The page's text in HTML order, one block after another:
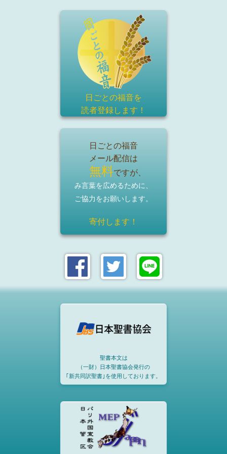
日ごとの福音を
読者登録します！
日ごとの福音
メール配信は
無料ですが、
み言葉を広めるために、
ご協力をお願いします。
寄付します！
聖書本文は
（一財）日本聖書協会発行の
｢新共同訳聖書｣を使用しております。